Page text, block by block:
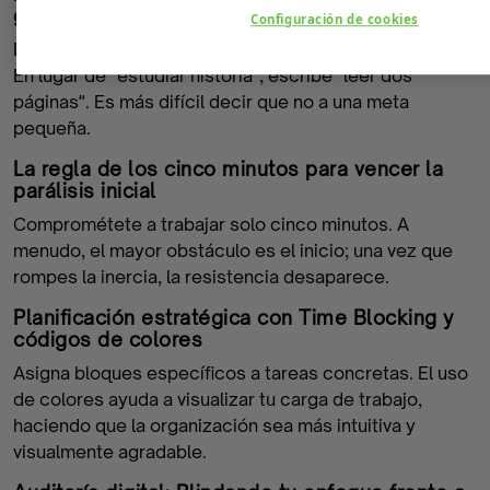
gigantes a micro-metas
Divide tus estudios en partes ridículamente pequeñas.
En lugar de "estudiar historia", escribe "leer dos
páginas". Es más difícil decir que no a una meta
pequeña.
La regla de los cinco minutos para vencer la
parálisis inicial
Comprométete a trabajar solo cinco minutos. A
menudo, el mayor obstáculo es el inicio; una vez que
rompes la inercia, la resistencia desaparece.
Planificación estratégica con Time Blocking y
códigos de colores
Asigna bloques específicos a tareas concretas. El uso
de colores ayuda a visualizar tu carga de trabajo,
haciendo que la organización sea más intuitiva y
visualmente agradable.
Configuración de cookies